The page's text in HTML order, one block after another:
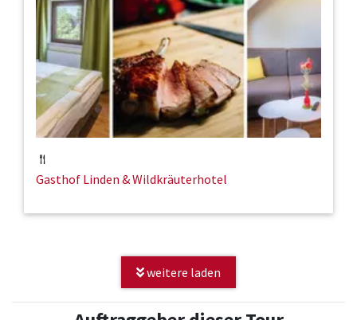
Gasthof Linden & Wildkräuterhotel
weitere laden